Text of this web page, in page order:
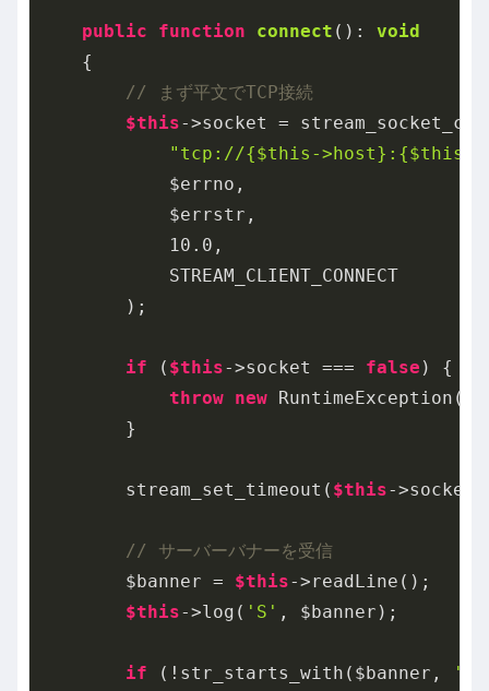
public function connect () : void
{
// まず平文でTCP接続
$this->socket =
"tcp://{$this->host}:{$this-
            $errno,
            $errstr,
10.0 ,
            STREAM_CLIENT_CONNECT
        );
if ( $this->socket === false ) {
throw new RuntimeException(
        }
        stream_set_timeout(
$this-
// サーバーバナーを受信
        $banner =
$this->readLine();
$this->log( 'S' , $banner);
if (!str_starts_with($banner,